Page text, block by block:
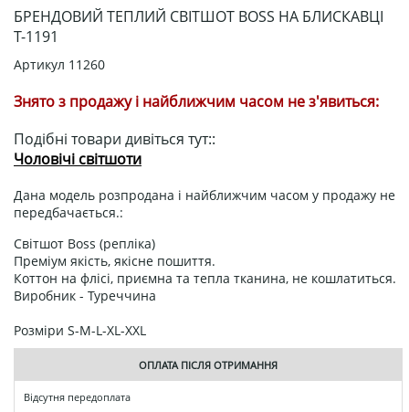
БРЕНДОВИЙ ТЕПЛИЙ СВІТШОТ BOSS НА БЛИСКАВЦІ
Т-1191
Артикул 11260
Знято з продажу і найближчим часом не з'явиться:
Подібні товари дивіться тут::
Чоловічі світшоти
Дана модель розпродана і найближчим часом у продажу не
передбачається.:
Світшот Boss (репліка)
Преміум якість, якісне пошиття.
Коттон на флісі, приємна та тепла тканина, не кошлатиться.
Виробник - Туреччина
Розміри S-M-L-XL-XXL
ОПЛАТА ПІСЛЯ ОТРИМАННЯ
Відсутня передоплата